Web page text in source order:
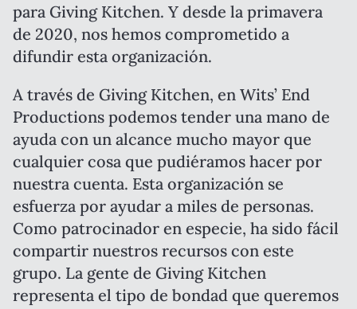
para Giving Kitchen. Y desde la primavera
de 2020, nos hemos comprometido a
difundir esta organización.
A través de Giving Kitchen, en Wits’ End
Productions podemos tender una mano de
ayuda con un alcance mucho mayor que
cualquier cosa que pudiéramos hacer por
nuestra cuenta. Esta organización se
esfuerza por ayudar a miles de personas.
Como patrocinador en especie, ha sido fácil
compartir nuestros recursos con este
grupo. La gente de Giving Kitchen
representa el tipo de bondad que queremos